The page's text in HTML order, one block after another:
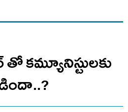
కమ్యూనిస్టులకు